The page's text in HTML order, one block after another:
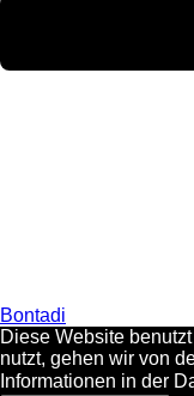
Bontadi
Diese Website
nutzt, gehen wir von
Informationen in der